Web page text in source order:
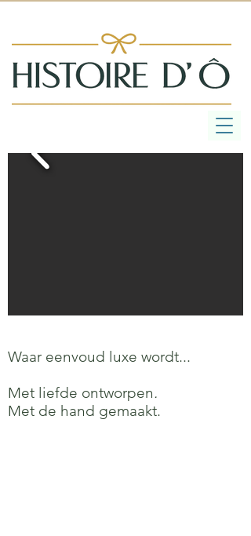
Waar eenvoud luxe wordt...
Met liefde ontworpen.
Met de hand gemaakt.